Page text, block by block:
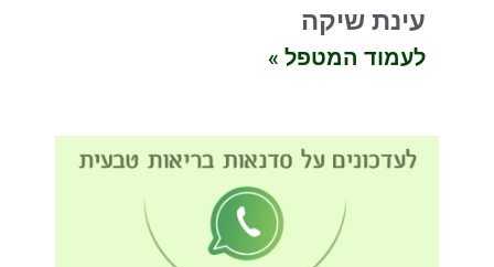
עינת שיקה
לעמוד המטפל »